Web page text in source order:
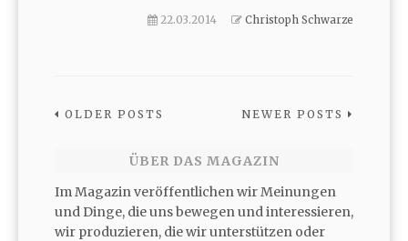
22.03.2014 Christoph Schwarze
OLDER POSTS NEWER POSTS
ÜBER DAS MAGAZIN
Im Magazin veröffentlichen wir Meinungen
und Dinge, die uns bewegen und interessieren,
wir produzieren, die wir unterstützen oder